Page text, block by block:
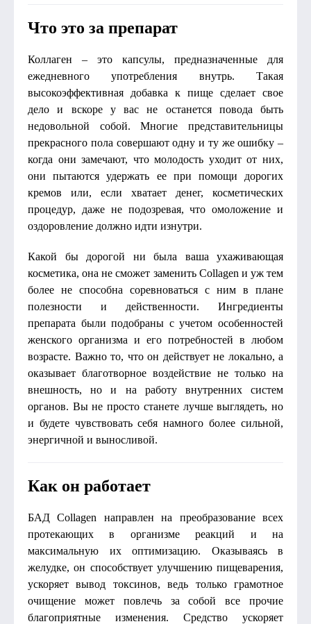
Что это за препарат
Коллаген – это капсулы, предназначенные для
ежедневного употребления внутрь. Такая
высокоэффективная добавка к пище сделает свое
дело и вскоре у вас не останется повода быть
недовольной собой. Многие представительницы
прекрасного пола совершают одну и ту же ошибку –
когда они замечают, что молодость уходит от них,
они пытаются удержать ее при помощи дорогих
кремов или, если хватает денег, косметических
процедур, даже не подозревая, что омоложение и
оздоровление должно идти изнутри.
Какой бы дорогой ни была ваша ухаживающая
косметика, она не сможет заменить Collagen и уж тем
более не способна соревноваться с ним в плане
полезности и действенности. Ингредиенты
препарата были подобраны с учетом особенностей
женского организма и его потребностей в любом
возрасте. Важно то, что он действует не локально, а
оказывает благотворное воздействие не только на
внешность, но и на работу внутренних систем
органов. Вы не просто станете лучше выглядеть, но
и будете чувствовать себя намного более сильной,
энергичной и выносливой.
Как он работает
БАД Collagen направлен на преобразование всех
протекающих в организме реакций и на
максимальную их оптимизацию. Оказываясь в
желудке, он способствует улучшению пищеварения,
ускоряет вывод токсинов, ведь только грамотное
очищение может повлечь за собой все прочие
благоприятные изменения. Средство ускоряет